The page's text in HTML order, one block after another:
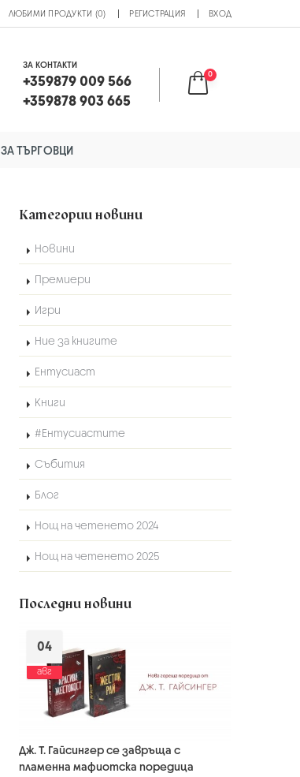
ЛЮБИМИ ПРОДУКТИ (0) РЕГИСТРАЦИЯ ВХОД
ЗА КОНТАКТИ
+359879 009 566
+359878 903 665
0
ЗА ТЪРГОВЦИ
Категории новини
Новини
Премиери
Игри
Ние за книгите
Ентусиаст
Книги
#Ентусиастите
Събития
Блог
Нощ на четенето 2024
Нощ на четенето 2025
Последни новини
04
авг
Дж. Т. Гайсингер се завръща с
пламенна мафиотска поредица